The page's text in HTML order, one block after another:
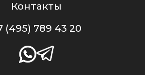
Контакты
(495) 789 43 20